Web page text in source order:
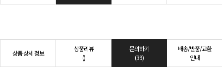
상품 상세 정보
상품리뷰
()
문의하기
(39)
배송/반품/교환
안내